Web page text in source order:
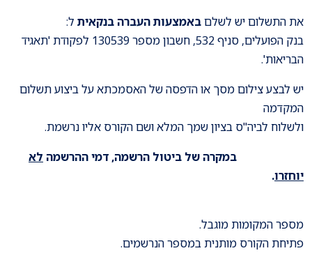
את התשלום יש לשלםבאמצעות העברה בנקאית ל:
בנק הפועלים, סניף 532, חשבון מספר 130539 לפקודת 'תאגיד
הבריאות'.
יש לבצע צילום מסך או הדפסה של האסמכתא על ביצוע תשלום
המקדמה
ולשלוח לביה"ס בציון שמך המלא ושם הקורס אליו נרשמת.
במקרה של ביטול הרשמה, דמי ההרשמה לא
יוחזרו.
מספר המקומות מוגבל.
פתיחת הקורס מותנית במספר הנרשמים.